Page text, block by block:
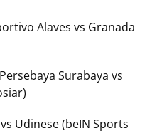
Alaves vs Granada
Surabaya vs
Udinese (beIN Sports